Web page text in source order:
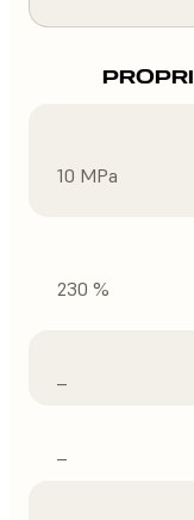
10 MPa
230 %
–
–